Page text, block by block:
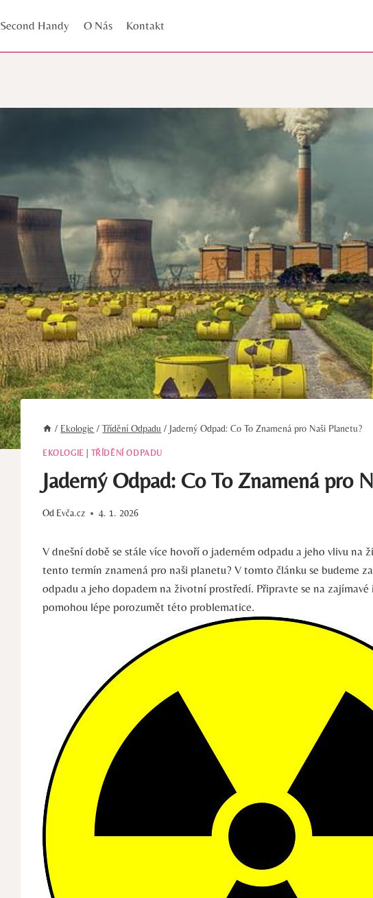
Second Handy O Nás Kontakt
/ Ekologie / Třídění Odpadu / Jaderný Odpad: Co To Znamená pro Naši Planetu?
EKOLOGIE TŘÍDĚNÍ ODPADU
Jaderný Odpad: Co To Znamená pro
Od Evča.cz 4. 1. 2026
V dnešní době se stále více hovoří o jaderném odpadu a jeho vlivu na
tento termín znamená pro naši planetu? V tomto článku se budeme
odpadu a jeho dopadem na životní prostředí. Připravte se na
pomohou lépe porozumět této problematice.